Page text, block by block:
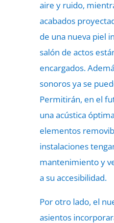
aire y ruido,
acabados
de una nueva piel
salón de actos
encargados.
sonoros ya se
Permitirán, en el
una acústica
elementos
instalaciones
mantenimiento y
a su accesibilidad.
Por otro lado, el
asientos